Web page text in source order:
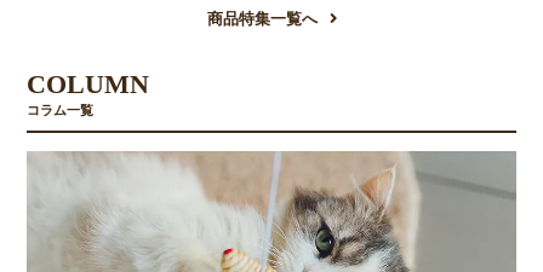
商品特集一覧へ
COLUMN
コラム一覧